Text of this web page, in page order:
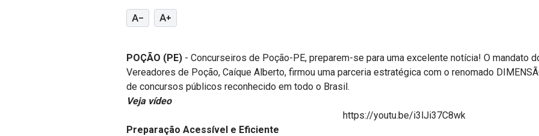
text_decrease text_increase
POÇÃO (PE) - Concurseiros de Poção-PE, preparem-se para uma excelente notícia! O mandato
Vereadores de Poção, Caíque Alberto, firmou uma parceria estratégica com o renomado
de concursos públicos reconhecido em todo o Brasil.
Veja vídeo
https://youtu.be/i3lJi37C8wk
Preparação Acessível e Eficiente